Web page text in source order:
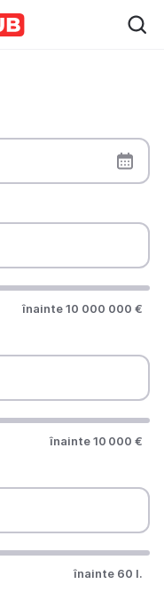
înainte 10 000 000 €
înainte 10 000 €
înainte 60 l.